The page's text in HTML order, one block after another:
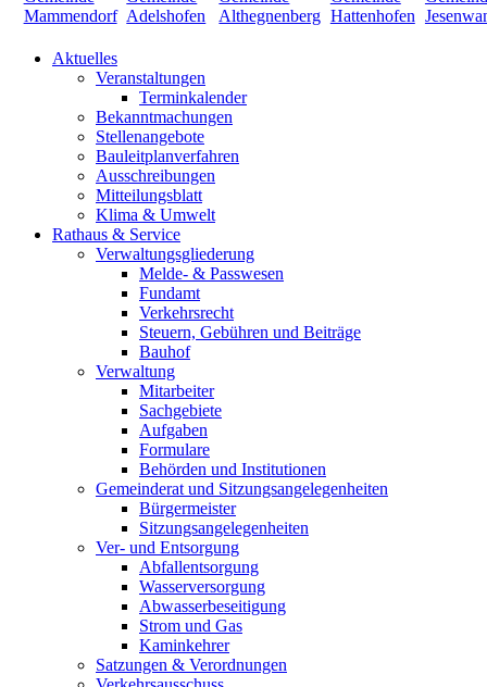
Aktuelles
Veranstaltungen
Terminkalender
Bekanntmachungen
Stellenangebote
Bauleitplanverfahren
Ausschreibungen
Mitteilungsblatt
Klima & Umwelt
Rathaus & Service
Verwaltungsgliederung
Melde- & Passwesen
Fundamt
Verkehrsrecht
Steuern, Gebühren und Beiträge
Bauhof
Verwaltung
Mitarbeiter
Sachgebiete
Aufgaben
Formulare
Behörden und Institutionen
Gemeinderat und Sitzungsangelegenheiten
Bürgermeister
Sitzungsangelegenheiten
Ver- und Entsorgung
Abfallentsorgung
Wasserversorgung
Abwasserbeseitigung
Strom und Gas
Kaminkehrer
Satzungen & Verordnungen